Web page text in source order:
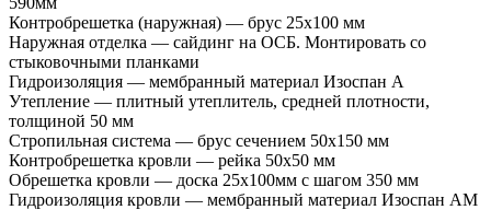
Контробрешетка (наружная) — брус 25х100 мм
Наружная отделка — сайдинг на ОСБ. Монтировать со
стыковочными планками
Гидроизоляция — мембранный материал Изоспан А
Утепление — плитный утеплитель, средней плотности,
толщиной 50 мм
Стропильная система — брус сечением 50х150 мм
Контробрешетка кровли — рейка 50х50 мм
Обрешетка кровли — доска 25х100мм с шагом 350 мм
Гидроизоляция кровли — мембранный материал Изоспан АМ